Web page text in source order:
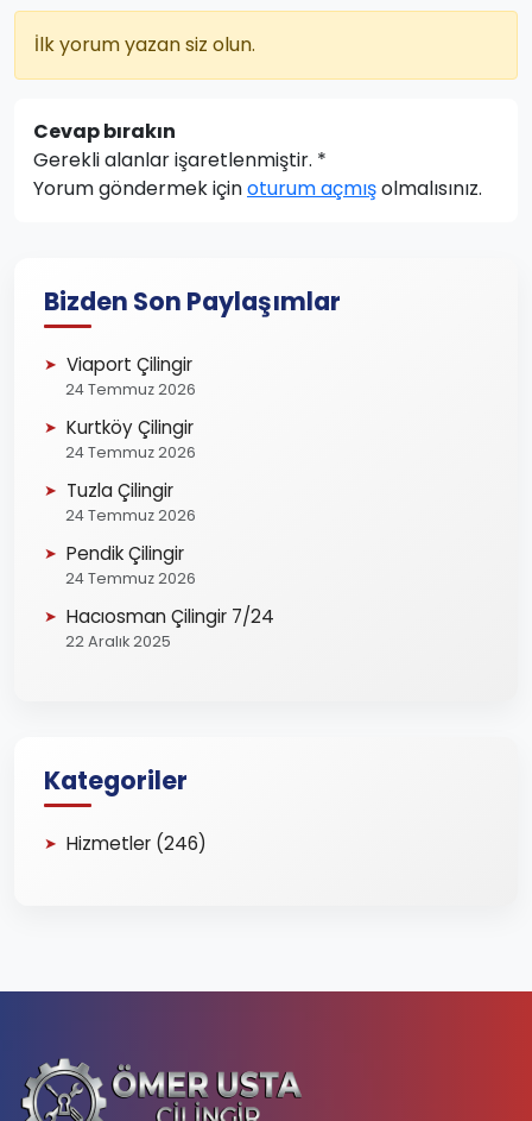
İlk yorum yazan siz olun.
Cevap bırakın
Gerekli alanlar işaretlenmiştir. *
Yorum göndermek içinoturum açmışolmalısınız.
Bizden Son Paylaşımlar
Viaport Çilingir
24 Temmuz 2026
Kurtköy Çilingir
24 Temmuz 2026
Tuzla Çilingir
24 Temmuz 2026
Pendik Çilingir
24 Temmuz 2026
Hacıosman Çilingir 7/24
22 Aralık 2025
Kategoriler
Hizmetler (246)